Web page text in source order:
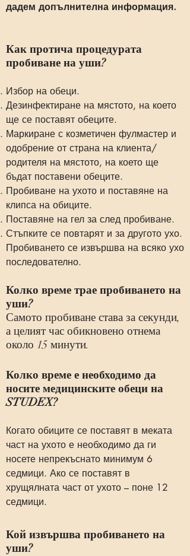
дадем допълнителна информация.
Как протича процедурата
пробиване на уши?
Избор на обеци.
Дезинфектиране на мястото, на което
ще се поставят обеците.
Маркиране с козметичен фулмастер и
одобрение от страна на клиента/
родителя на мястото, на което ще
бъдат поставени обеците.
Пробиване на ухото и поставяне на
клипса на обиците.
Поставяне на гел за след пробиване.
Стъпките се повтарят и за другото ухо.
Пробиването се извършва на всяко ухо
последователно.
Колко време трае пробиването на
уши?
Самото пробиване става за секунди,
а целият час обикновено отнема
около 15 минути.
Колко време е необходимо да
носите медицинските обеци на
STUDEX?
Когато обиците се поставят в меката
част на ухото е необходимо да ги
носете непрекъснато минимум 6
седмици. Ако се поставят в
хрущялната част от ухото – поне 12
седмици.
Кой извършва пробиването на
уши?